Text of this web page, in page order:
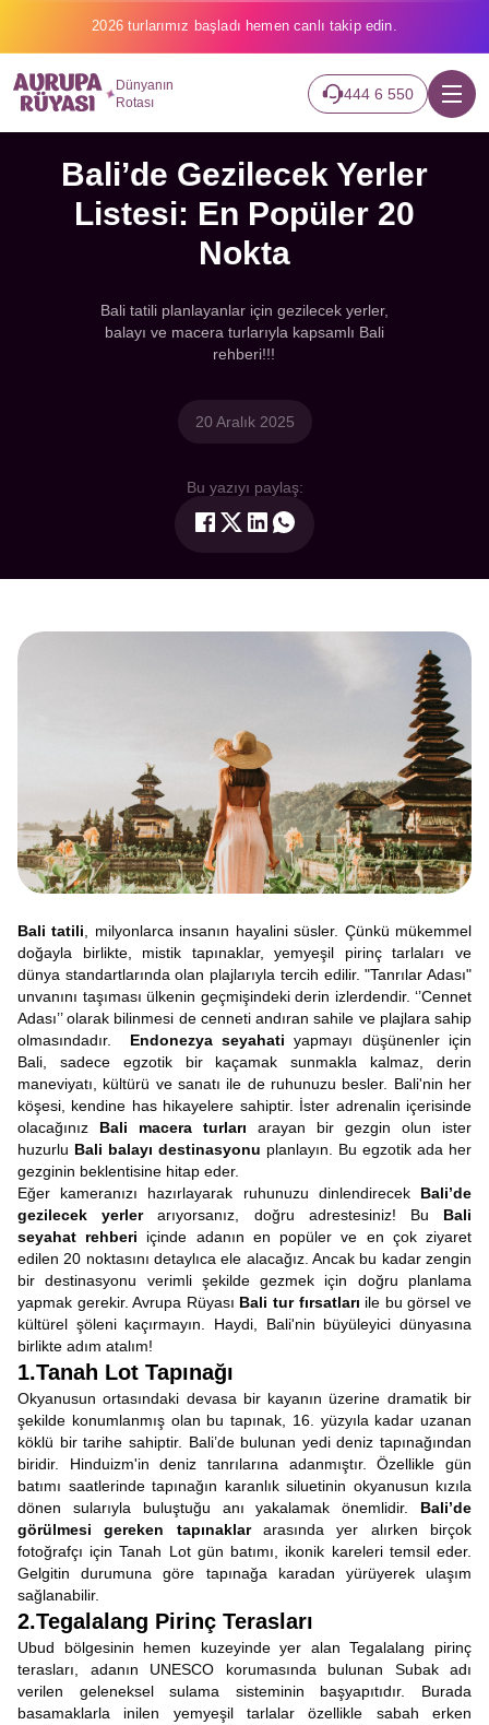
2026 turlarımız başladı hemen canlı takip edin.
Dünyanın
Rotası
444 6 550
Bali’de Gezilecek Yerler
Listesi: En Popüler 20
Nokta
Bali tatili planlayanlar için gezilecek yerler,
balayı ve macera turlarıyla kapsamlı Bali
rehberi!!!
20 Aralık 2025
Bu yazıyı paylaş:
Bali tatili , milyonlarca insanın hayalini süsler. Çünkü mükemmel
doğayla birlikte, mistik tapınaklar, yemyeşil pirinç tarlaları ve
dünya standartlarında olan plajlarıyla tercih edilir. "Tanrılar Adası"
unvanını taşıması ülkenin geçmişindeki derin izlerdendir. ‘’Cennet
Adası’’ olarak bilinmesi de cenneti andıran sahile ve plajlara sahip
olmasındadır. Endonezya seyahati yapmayı düşünenler için
Bali, sadece egzotik bir kaçamak sunmakla kalmaz, derin
maneviyatı, kültürü ve sanatı ile de ruhunuzu besler. Bali'nin her
köşesi, kendine has hikayelere sahiptir. İster adrenalin içerisinde
olacağınız Bali macera turları arayan bir gezgin olun ister
huzurlu Bali balayı destinasyonu planlayın. Bu egzotik ada her
gezginin beklentisine hitap eder.
Eğer kameranızı hazırlayarak ruhunuzu dinlendirecek Bali’de
gezilecek yerlerarıyorsanız, doğru adrestesiniz! Bu Bali
seyahat rehberi içinde adanın en popüler ve en çok ziyaret
edilen 20 noktasını detaylıca ele alacağız. Ancak bu kadar zengin
bir destinasyonu verimli şekilde gezmek için doğru planlama
yapmak gerekir. Avrupa Rüyası Bali tur fırsatları ile bu görsel ve
kültürel şöleni kaçırmayın. Haydi, Bali'nin büyüleyici dünyasına
birlikte adım atalım!
1.Tanah Lot Tapınağı
Okyanusun ortasındaki devasa bir kayanın üzerine dramatik bir
şekilde konumlanmış olan bu tapınak, 16. yüzyıla kadar uzanan
köklü bir tarihe sahiptir. Bali’de bulunan yedi deniz tapınağından
biridir. Hinduizm'in deniz tanrılarına adanmıştır. Özellikle gün
batımı saatlerinde tapınağın karanlık siluetinin okyanusun kızıla
dönen sularıyla buluştuğu anı yakalamak önemlidir. Bali’de
görülmesi gereken tapınaklararasında yer alırken birçok
fotoğrafçı için Tanah Lot gün batımı, ikonik kareleri temsil eder.
Gelgitin durumuna göre tapınağa karadan yürüyerek ulaşım
sağlanabilir.
2.Tegalalang Pirinç Terasları
Ubud bölgesinin hemen kuzeyinde yer alan Tegalalang pirinç
terasları, adanın UNESCO korumasında bulunan Subak adı
verilen geleneksel sulama sisteminin başyapıtıdır. Burada
basamaklarla inilen yemyeşil tarlalar özellikle sabah erken